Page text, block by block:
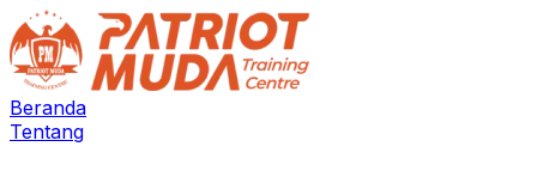
Beranda
Tentang